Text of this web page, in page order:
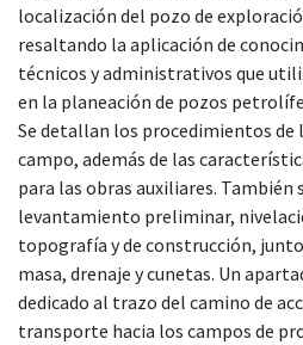
localización del pozo de
resaltando la aplicación de
técnicos y administrativos que
en la planeación de pozos
Se detallan los procedimientos de
campo, además de las
para las obras auxiliares. También
levantamiento preliminar,
topografía y de construcción,
masa, drenaje y cunetas. Un
dedicado al trazo del camino de
transporte hacia los campos de